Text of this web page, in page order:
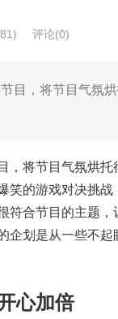
评论(0)
目，将节目气氛
，将节目气氛烘
笑的游戏对决挑
符合节目的主题
划是从一些不
心加倍